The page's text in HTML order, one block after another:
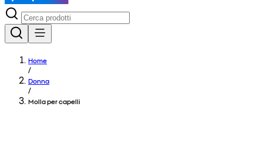
Home
/
Donna
/
Molla per capelli